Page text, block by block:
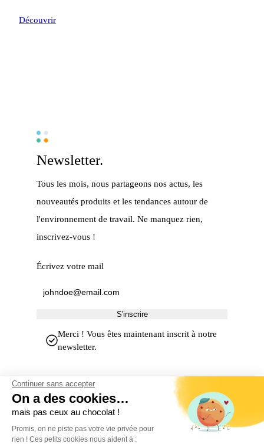
Découvrir
Newsletter.
Tous les mois, nous partageons nos actus, les
nouveautés produits et les tendances autour de
l'environnement de travail. Ne manquez rien,
inscrivez-vous !
Écrivez votre mail
S'inscrire
Merci ! Vous êtes maintenant inscrit à notre
newsletter.
Continuer sans accepter
On a des cookies…
mais pas ceux au chocolat !
Promis, on ne piste pas votre vie privée pour
rien ! Ces petits cookies nous aident à :